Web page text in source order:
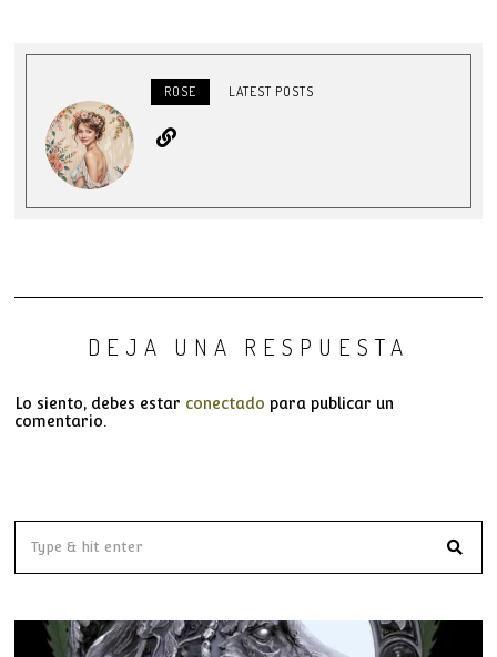
ROSE LATEST POSTS
DEJA UNA RESPUESTA
Lo siento, debes estar conectado para publicar un
comentario.